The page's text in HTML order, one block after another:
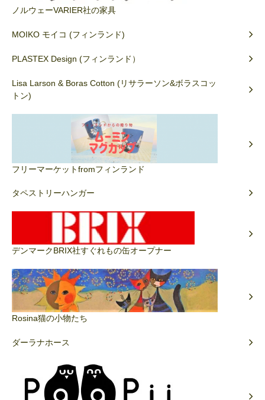
ノルウェーVARIER社の家具
MOIKO モイコ (フィンランド)
PLASTEX Design (フィンランド）
Lisa Larson & Boras Cotton (リサラーソン&ボラスコッ
トン)
フリーマーケットfromフィンランド
タペストリーハンガー
デンマークBRIX社すぐれもの缶オープナー
Rosina猫の小物たち
ダーラナホース